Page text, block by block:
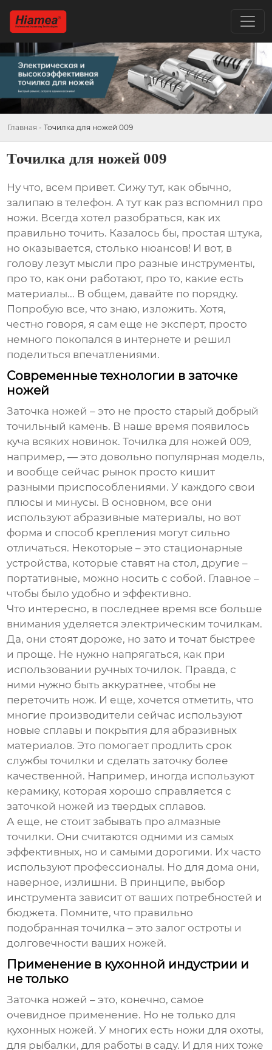
Главная - Точилка для ножей 009
Точилка для ножей 009
Ну что, всем привет. Сижу тут, как обычно,
залипаю в телефон. А тут как раз вспомнил про
ножи. Всегда хотел разобраться, как их
правильно точить. Казалось бы, простая штука,
но оказывается, столько нюансов! И вот, в
голову лезут мысли про разные инструменты,
про то, как они работают, про то, какие есть
материалы... В общем, давайте по порядку.
Попробую все, что знаю, изложить. Хотя,
честно говоря, я сам еще не эксперт, просто
немного покопался в интернете и решил
поделиться впечатлениями.
Современные технологии в заточке
ножей
Заточка ножей – это не просто старый добрый
точильный камень. В наше время появилось
куча всяких новинок.Точилка для ножей 009,
например, — это довольно популярная модель,
и вообще сейчас рынок просто кишит
разными приспособлениями. У каждого свои
плюсы и минусы. В основном, все они
используют абразивные материалы, но вот
форма и способ крепления могут сильно
отличаться. Некоторые – это стационарные
устройства, которые ставят на стол, другие –
портативные, можно носить с собой. Главное –
чтобы было удобно и эффективно.
Что интересно, в последнее время все больше
внимания уделяется электрическим точилкам.
Да, они стоят дороже, но зато и точат быстрее
и проще. Не нужно напрягаться, как при
использовании ручных точилок. Правда, с
ними нужно быть аккуратнее, чтобы не
переточить нож. И еще, хочется отметить, что
многие производители сейчас используют
новые сплавы и покрытия для абразивных
материалов. Это помогает продлить срок
службы точилки и сделать заточку более
качественной. Например, иногда используют
керамику, которая хорошо справляется с
заточкой ножей из твердых сплавов.
А еще, не стоит забывать про алмазные
точилки. Они считаются одними из самых
эффективных, но и самыми дорогими. Их часто
используют профессионалы. Но для дома они,
наверное, излишни. В принципе, выбор
инструмента зависит от ваших потребностей и
бюджета. Помните, что правильно
подобранная точилка – это залог остроты и
долговечности ваших ножей.
Применение в кухонной индустрии и
не только
Заточка ножей – это, конечно, самое
очевидное применение. Но не только для
кухонных ножей. У многих есть ножи для охоты,
для рыбалки, для работы в саду. И для них тоже